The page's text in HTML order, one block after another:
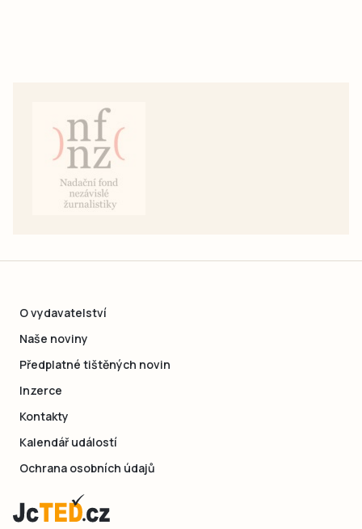
O vydavatelství
Naše noviny
Předplatné tištěných novin
Inzerce
Kontakty
Kalendář událostí
Ochrana osobních údajů